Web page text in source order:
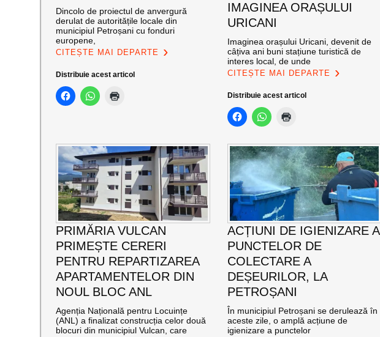
Dincolo de proiectul de anvergură
derulat de autoritățile locale din
municipiul Petroșani cu fonduri
europene,
CITEȘTE MAI DEPARTE
Distribuie acest articol
IMAGINEA ORAȘULUI
URICANI
Imaginea orașului Uricani, devenit de
câțiva ani buni stațiune turistică de
interes local, de unde
CITEȘTE MAI DEPARTE
Distribuie acest articol
PRIMĂRIA VULCAN
PRIMEȘTE CERERI
PENTRU REPARTIZAREA
APARTAMENTELOR DIN
NOUL BLOC ANL
Agenția Națională pentru Locuințe
(ANL) a finalizat construcția celor două
blocuri din municipiul Vulcan, care
ACȚIUNI DE IGIENIZARE A
PUNCTELOR DE
COLECTARE A
DEȘEURILOR, LA
PETROȘANI
În municipiul Petroșani se derulează în
aceste zile, o amplă acțiune de
igienizare a punctelor